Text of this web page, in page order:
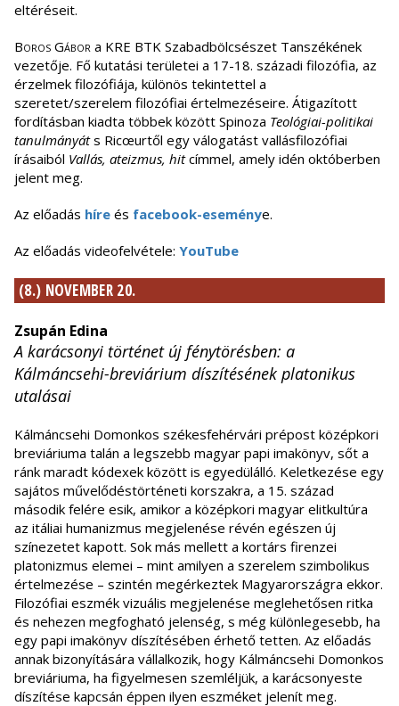
eltéréseit.
Boros Gábor a KRE BTK Szabadbölcsészet Tanszékének
vezetője. Fő kutatási területei a 17-18. századi filozófia, az
érzelmek filozófiája, különös tekintettel a
szeretet/szerelem filozófiai értelmezéseire. Átigazított
fordításban kiadta többek között Spinoza Teológiai-politikai
tanulmányáts Ricœurtől egy válogatást vallásfilozófiai
írásaiból Vallás, ateizmus, hitcímmel, amely idén októberben
jelent meg.
Az előadás híre és facebook-eseménye.
Az előadás videofelvétele: YouTube
(8.) NOVEMBER 20.
Zsupán Edina
A karácsonyi történet új fénytörésben: a
Kálmáncsehi-breviárium díszítésének platonikus
utalásai
Kálmáncsehi Domonkos székesfehérvári prépost középkori
breviáriuma talán a legszebb magyar papi imakönyv, sőt a
ránk maradt kódexek között is egyedülálló. Keletkezése egy
sajátos művelődéstörténeti korszakra, a 15. század
második felére esik, amikor a középkori magyar elitkultúra
az itáliai humanizmus megjelenése révén egészen új
színezetet kapott. Sok más mellett a kortárs firenzei
platonizmus elemei – mint amilyen a szerelem szimbolikus
értelmezése – szintén megérkeztek Magyarországra ekkor.
Filozófiai eszmék vizuális megjelenése meglehetősen ritka
és nehezen megfogható jelenség, s még különlegesebb, ha
egy papi imakönyv díszítésében érhető tetten. Az előadás
annak bizonyítására vállalkozik, hogy Kálmáncsehi Domonkos
breviáriuma, ha figyelmesen szemléljük, a karácsonyeste
díszítése kapcsán éppen ilyen eszméket jelenít meg.